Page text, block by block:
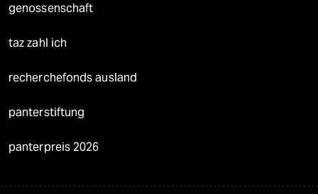
genossenschaft
taz zahl ich
recherchefonds ausland
panterstiftung
panterpreis 2026